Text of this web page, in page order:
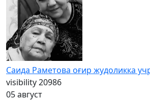
Саида Раметова оғир жудоликка
visibility20986
05 август